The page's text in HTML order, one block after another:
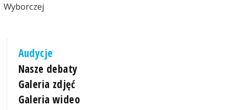
Wyborczej
Audycje
Nasze debaty
Galeria zdjęć
Galeria wideo